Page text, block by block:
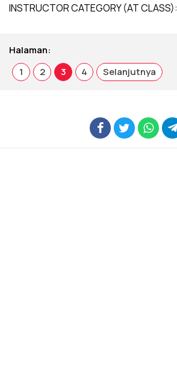
INSTRUCTOR CATEGORY (AT CLASS):
Halaman:
1
2 3 4 Selanjutnya